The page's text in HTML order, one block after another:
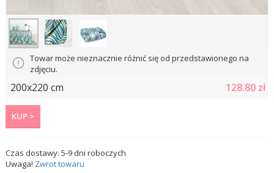
Towar może nieznacznie różnić się od przedstawionego na
zdjęciu.
200x220 cm 128.80 zł
KUP >
Czas dostawy:5-9 dni roboczych
Uwaga! Zwrot towaru